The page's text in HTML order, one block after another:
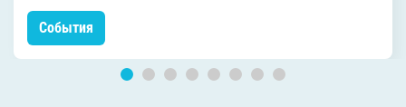
События